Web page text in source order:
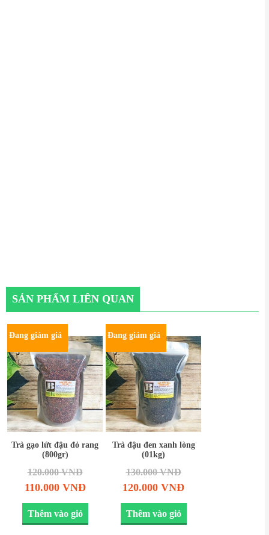
SẢN PHẨM LIÊN QUAN
Đang giảm giá
Trà gạo lứt đậu đỏ rang
(800gr)
120.000VNĐ
110.000 VNĐ
Thêm vào giỏ
Đang giảm giá
Trà đậu đen xanh lòng
(01kg)
130.000VNĐ
120.000 VNĐ
Thêm vào giỏ